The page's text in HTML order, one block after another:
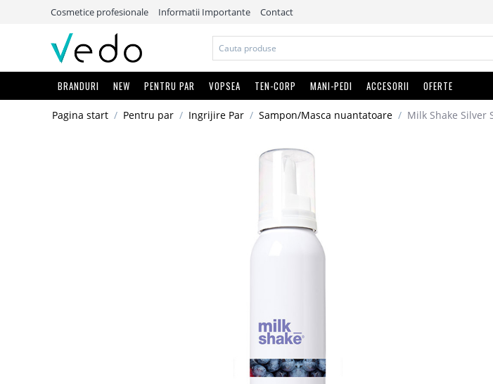
Cosmetice profesionale Informatii Importante Contact
BRANDURI NEW PENTRU PAR VOPSEA TEN-CORP MANI-PEDI ACCESORII OFERTE
Pagina start / Pentru par / Ingrijire Par / Sampon/Masca nuantatoare / Milk Shake